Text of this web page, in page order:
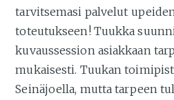
tarvitsemasi palvelut
toteutukseen! Tuukka
kuvaussession asiakkaan
mukaisesti. Tuukan
Seinäjoella, mutta tarpeen